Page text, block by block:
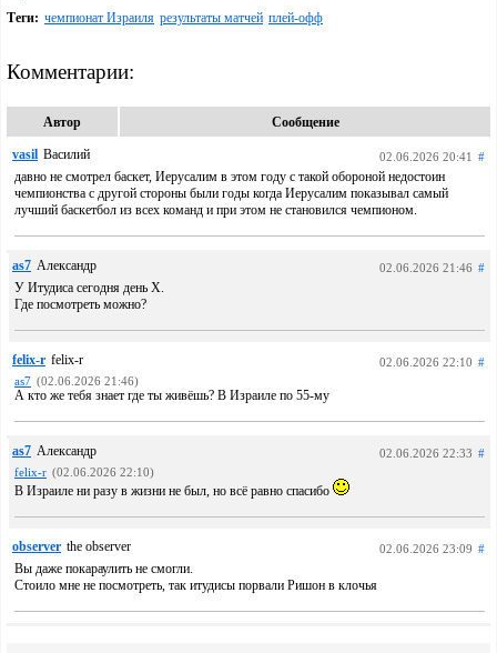
Теги: чемпионат Израиля результаты матчей плей-офф
Комментарии:
Автор Сообщение
vasil Василий 02.06.2026 20:41 #
давно не смотрел баскет, Иерусалим в этом году с такой обороной недостоин
чемпионства с другой стороны были годы когда Иерусалим показывал самый
лучший баскетбол из всех команд и при этом не становился чемпионом.
as7 Александр 02.06.2026 21:46 #
У Итудиса сегодня день Х.
Где посмотреть можно?
felix-r felix-r 02.06.2026 22:10 #
as7 (02.06.2026 21:46)
А кто же тебя знает где ты живёшь? В Израиле по 55-му
as7 Александр 02.06.2026 22:33 #
felix-r (02.06.2026 22:10)
В Израиле ни разу в жизни не был, но всё равно спасибо
observer the observer 02.06.2026 23:09 #
Вы даже покараулить не смогли.
Стоило мне не посмотреть, так итудисы порвали Ришон в клочья